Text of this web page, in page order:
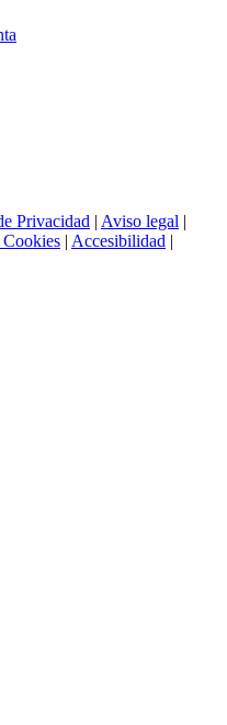
Privacidad | Aviso legal |
| Accesibilidad |